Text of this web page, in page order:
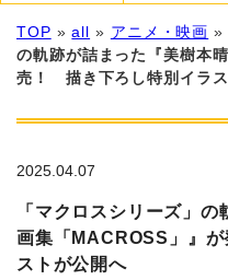
TOP »all » アニメ・映画 »
の軌跡が詰まった『美樹本
売！ 描き下ろし特別イラ
2025.04.07
「マクロスシリーズ」
画集「MACROSS」』
ストが公開へ